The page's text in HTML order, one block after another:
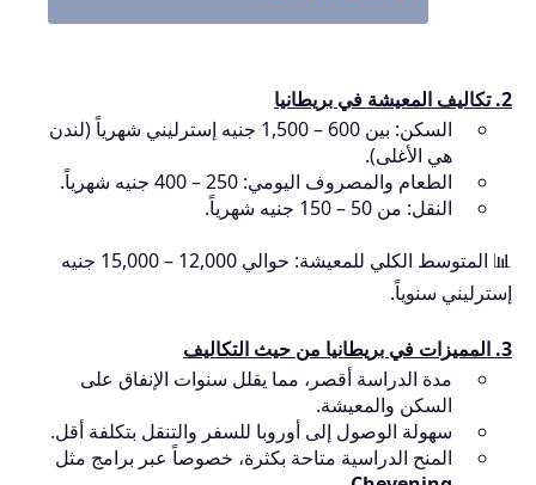
2. تكاليف المعيشة في بريطانيا
السكن: بين 600 – 1,500 جنيه إسترليني شهرياً (لندن
هي الأغلى).
الطعام والمصروف اليومي: 250 – 400 جنيه شهرياً.
النقل: من 50 – 150 جنيه شهرياً.
📊 المتوسط الكلي للمعيشة: حوالي 12,000 – 15,000 جنيه
إسترليني سنوياً.
3. المميزات في بريطانيا من حيث التكاليف
مدة الدراسة أقصر، مما يقلل سنوات الإنفاق على
السكن والمعيشة.
سهولة الوصول إلى أوروبا للسفر والتنقل بتكلفة أقل.
المنح الدراسية متاحة بكثرة، خصوصاً عبر برامج مثل